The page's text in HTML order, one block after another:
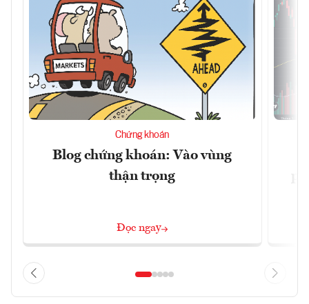
Chứng khoán
Blog chứng khoán: Vào vùng
thận trọng
Đọc ngay